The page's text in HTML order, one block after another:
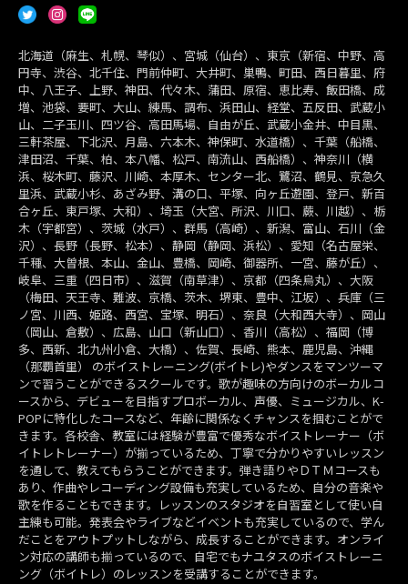
北海道（麻生、札幌、琴似）、宮城（仙台）、東京（新宿、中野、高
円寺、渋谷、北千住、門前仲町、大井町、巣鴨、町田、西日暮里、府
中、八王子、上野、神田、代々木、蒲田、原宿、恵比寿、飯田橋、成
増、池袋、要町、大山、練馬、調布、浜田山、経堂、五反田、武蔵小
山、二子玉川、四ツ谷、高田馬場、自由が丘、武蔵小金井、中目黒、
三軒茶屋、下北沢、月島、六本木、神保町、水道橋）、千葉（船橋、
津田沼、千葉、柏、本八幡、松戸、南流山、西船橋）、神奈川（横
浜、桜木町、藤沢、川崎、本厚木、センター北、鷺沼、鶴見、京急久
里浜、武蔵小杉、あざみ野、溝の口、平塚、向ヶ丘遊園、登戸、新百
合ヶ丘、東戸塚、大和）、埼玉（大宮、所沢、川口、蕨、川越）、栃
木（宇都宮）、茨城（水戸）、群馬（高崎）、新潟、富山、石川（金
沢）、長野（長野、松本）、静岡（静岡、浜松）、愛知（名古屋栄、
千種、大曽根、本山、金山、豊橋、岡崎、御器所、一宮、藤が丘）、
岐阜、三重（四日市）、滋賀（南草津）、京都（四条烏丸）、大阪
（梅田、天王寺、難波、京橋、茨木、堺東、豊中、江坂）、兵庫（三
ノ宮、川西、姫路、西宮、宝塚、明石）、奈良（大和西大寺）、岡山
（岡山、倉敷）、広島、山口（新山口）、香川（高松）、福岡（博
多、西新、北九州小倉、大橋）、佐賀、長崎、熊本、鹿児島、沖縄
（那覇首里） のボイストレーニング(ボイトレ)やダンスをマンツーマ
ンで習うことができるスクールです。歌が趣味の方向けのボーカルコ
ースから、デビューを目指すプロボーカル、声優、ミュージカル、K-
POPに特化したコースなど、年齢に関係なくチャンスを掴むことがで
きます。各校舎、教室には経験が豊富で優秀なボイストレーナー（ボ
イトレトレーナー）が揃っているため、丁寧で分かりやすいレッスン
を通して、教えてもらうことができます。弾き語りやＤＴＭコースも
あり、作曲やレコーディング設備も充実しているため、自分の音楽や
歌を作ることもできます。レッスンのスタジオを自習室として使い自
主練も可能。発表会やライブなどイベントも充実しているので、学ん
だことをアウトプットしながら、成長することができます。オンライ
ン対応の講師も揃っているので、自宅でもナユタスのボイストレーニ
ング（ボイトレ）のレッスンを受講することができます。